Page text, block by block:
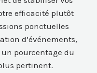
efficacité plutôt
ponctuelles
d’événements,
pourcentage du
pertinent.